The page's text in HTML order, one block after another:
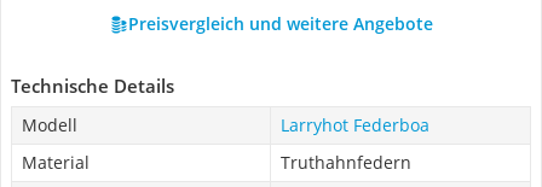
Preisvergleich und weitere Angebote
Technische Details
Modell
Larryhot Federboa
Material
Truthahnfedern